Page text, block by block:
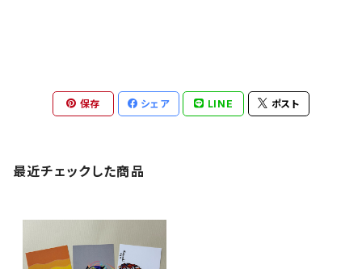
保存 シェア LINE ポスト
最近チェックした商品